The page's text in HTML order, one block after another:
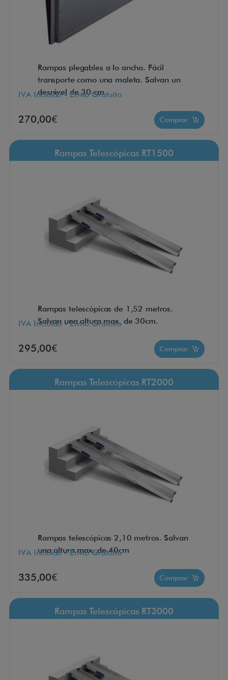
Rampas plegables a lo ancho. Fácil
transporte como una maleta. Salvan un
desnivel de 30 cm
IVA Incluido - Envío Gratuito
270,00€ Comprar
Rampas Telescópicas RT1500
Rampas telescópicas de 1,52 metros.
Salvan una altura max. de 30cm.
IVA Incluido - Envío Gratuito
295,00€ Comprar
Rampas Telescópicas RT2000
Rampas telescópicas 2,10 metros. Salvan
una altura max. de 40cm
IVA Incluido - Envío Gratuito
335,00€ Comprar
Rampas Telescópicas RT3000